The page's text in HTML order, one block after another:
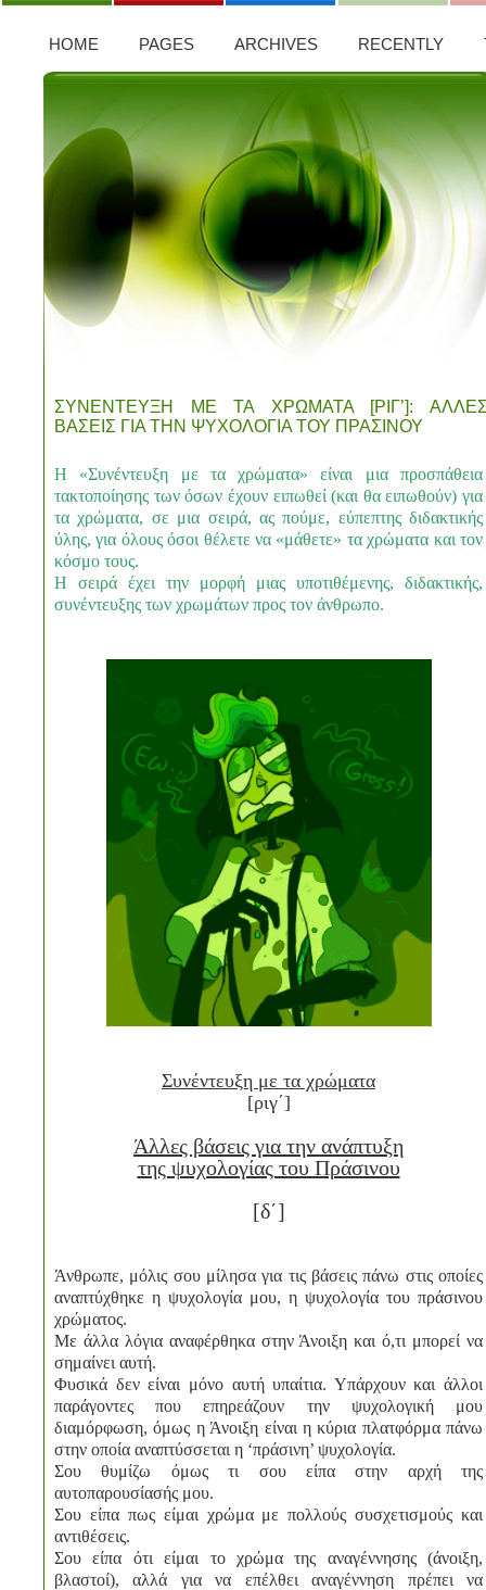
HOME PAGES ARCHIVES RECENTLY
ΣΥΝΕΝΤΕΥΞΗ ΜΕ ΤΑ ΧΡΩΜΑΤΑ [ΡΙΓ’]:
ΒΑΣΕΙΣ ΓΙΑ ΤΗΝ ΨΥΧΟΛΟΓΙΑ ΤΟΥ ΠΡΑΣΙΝΟΥ
Η «Συνέντευξη με τα χρώματα» είναι μια προσπάθεια
τακτοποίησης των όσων έχουν ειπωθεί (και θα ειπωθούν) για
τα χρώματα, σε μια σειρά, ας πούμε, εύπεπτης διδακτικής
ύλης, για όλους όσοι θέλετε να «μάθετε» τα χρώματα και τον
κόσμο τους.
Η σειρά έχει την μορφή μιας υποτιθέμενης, διδακτικής,
συνέντευξης των χρωμάτων προς τον άνθρωπο.
Συνέντευξη με τα χρώματα
[ριγ΄]
Άλλες βάσεις για την ανάπτυξη
της ψυχολογίας του Πράσινου
[δ΄]
Άνθρωπε, μόλις σου μίλησα για τις βάσεις πάνω στις οποίες
αναπτύχθηκε η ψυχολογία μου, η ψυχολογία του πράσινου
χρώματος.
Με άλλα λόγια αναφέρθηκα στην Άνοιξη και ό,τι μπορεί να
σημαίνει αυτή.
Φυσικά δεν είναι μόνο αυτή υπαίτια. Υπάρχουν και άλλοι
παράγοντες που επηρεάζουν την ψυχολογική μου
διαμόρφωση, όμως η Άνοιξη είναι η κύρια πλατφόρμα πάνω
στην οποία αναπτύσσεται η ‘πράσινη’ ψυχολογία.
Σου θυμίζω όμως τι σου είπα στην αρχή της
αυτοπαρουσίασής μου.
Σου είπα πως είμαι χρώμα με πολλούς συσχετισμούς και
αντιθέσεις.
Σου είπα ότι είμαι το χρώμα της αναγέννησης (άνοιξη,
βλαστοί), αλλά για να επέλθει αναγέννηση πρέπει να